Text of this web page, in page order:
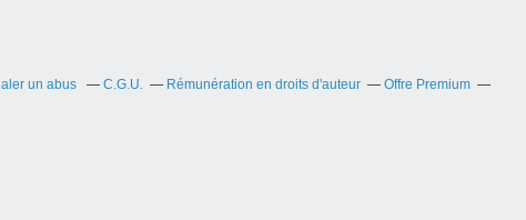
un abus C.G.U. Rémunération en droits d'auteur
Offre Premium